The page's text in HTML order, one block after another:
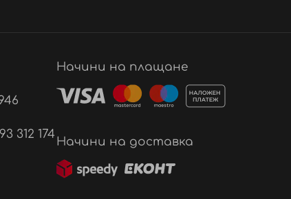
312 174
Начини на плащане
Начини на доставка